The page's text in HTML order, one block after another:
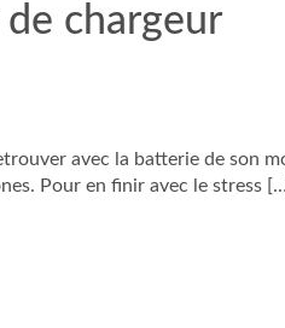
chargeur
avec la batterie de son
Pour en finir avec le stress […]